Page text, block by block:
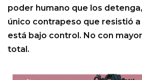
poder humano que los
único contrapeso que resistió a
está bajo control. No con
total.